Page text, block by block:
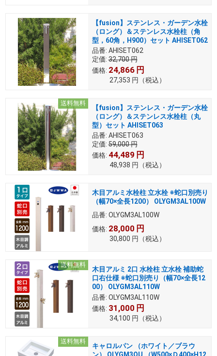
【fusion】ステンレス・ガーデン水栓
（ロング）＆ステンレス水栓柱（角
型，60角，H900）セット AHISET062
品番: AHISET062
定価: 32,700円
価格: 24,866 円
27,353 円 （税込）
送料無料
【fusion】ステンレス・ガーデン水栓
（ロング）＆ステンレス水栓柱（丸
型）セット AHISET063
品番: AHISET063
定価: 59,000円
価格: 44,489 円
48,938 円 （税込）
木目アルミ水栓柱 立水栓 ※蛇口別売り
（幅70×全長1200） OLYGM3AL100W
品番: OLYGM3AL100W
価格: 28,000 円
30,800 円 （税込）
送料無料
木目アルミ 2口 水栓柱 立水栓 補助蛇
口右仕様 ※蛇口別売り（幅70×全長12
00） OLYGM3AL110W
品番: OLYGM3AL110W
価格: 31,000 円
34,100 円 （税込）
送料無料
キャロルパン （ホワイト／ブラウ